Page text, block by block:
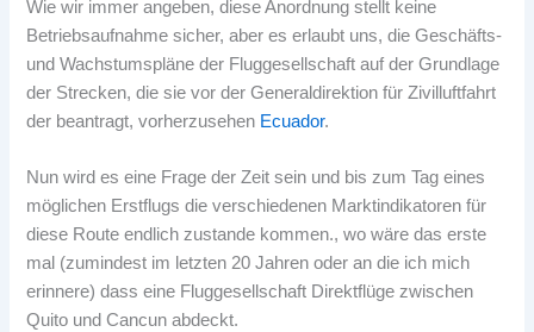
Wie wir immer angeben, diese Anordnung stellt keine
Betriebsaufnahme sicher, aber es erlaubt uns, die Geschäfts-
und Wachstumspläne der Fluggesellschaft auf der Grundlage
der Strecken, die sie vor der Generaldirektion für Zivilluftfahrt
der beantragt, vorherzusehen Ecuador.
Nun wird es eine Frage der Zeit sein und bis zum Tag eines
möglichen Erstflugs die verschiedenen Marktindikatoren für
diese Route endlich zustande kommen., wo wäre das erste
mal (zumindest im letzten 20 Jahren oder an die ich mich
erinnere) dass eine Fluggesellschaft Direktflüge zwischen
Quito und Cancun abdeckt.